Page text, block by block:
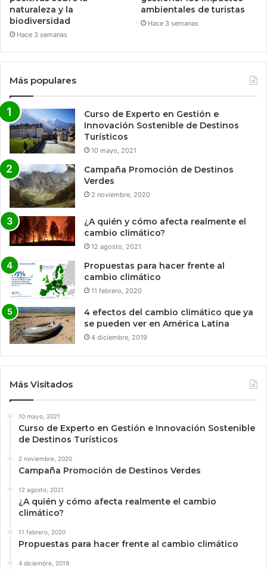
naturaleza y la
biodiversidad
Hace 3 semanas
ambientales de turistas
Hace 3 semanas
Más populares
Curso de Experto en Gestión e
Innovación Sostenible de Destinos
Turísticos
10 mayo, 2021
Campaña Promoción de Destinos
Verdes
2 noviembre, 2020
¿A quién y cómo afecta realmente el
cambio climático?
12 agosto, 2021
Propuestas para hacer frente al
cambio climático
11 febrero, 2020
4 efectos del cambio climático que ya
se pueden ver en América Latina
4 diciembre, 2019
Más Visitados
10 mayo, 2021
Curso de Experto en Gestión e Innovación Sostenible
de Destinos Turísticos
2 noviembre, 2020
Campaña Promoción de Destinos Verdes
12 agosto, 2021
¿A quién y cómo afecta realmente el cambio
climático?
11 febrero, 2020
Propuestas para hacer frente al cambio climático
4 diciembre, 2019